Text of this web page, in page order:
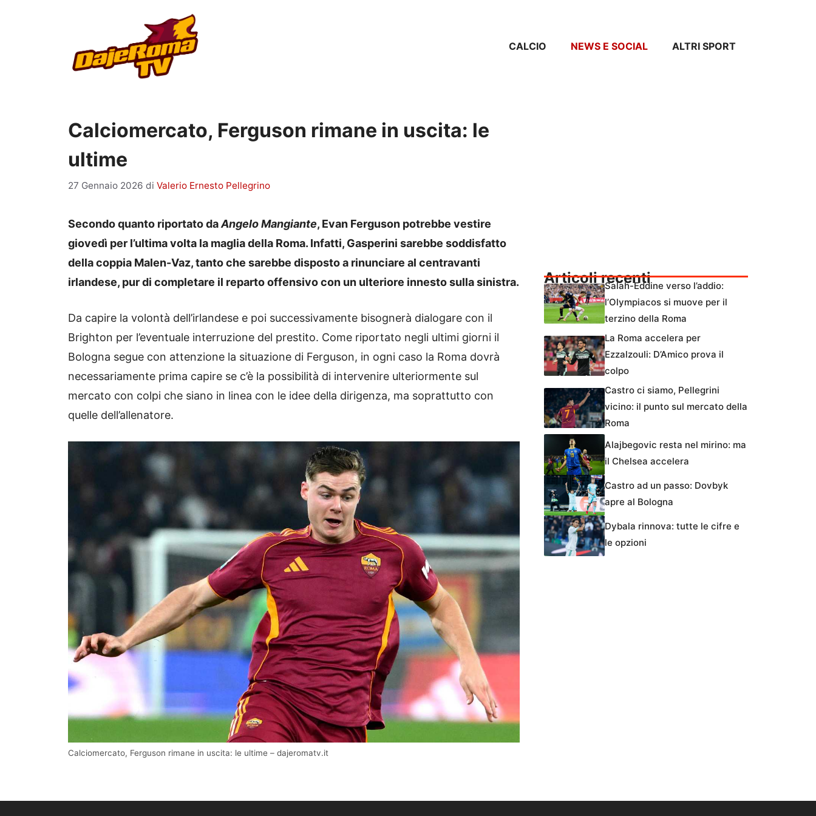
CALCIO NEWS E SOCIAL ALTRI SPORT
Calciomercato, Ferguson rimane in uscita: le
ultime
27 Gennaio 2026 di Valerio Ernesto Pellegrino
Secondo quanto riportato daAngelo Mangiante, Evan Ferguson potrebbe vestire
giovedì per l’ultima volta la maglia della Roma. Infatti, Gasperini sarebbe soddisfatto
della coppia Malen-Vaz, tanto che sarebbe disposto a rinunciare al centravanti
irlandese, pur di completare il reparto offensivo con un ulteriore innesto sulla sinistra.
Da capire la volontà dell’irlandese e poi successivamente bisognerà dialogare con il
Brighton per l’eventuale interruzione del prestito. Come riportato negli ultimi giorni il
Bologna segue con attenzione la situazione di Ferguson, in ogni caso la Roma dovrà
necessariamente prima capire se c’è la possibilità di intervenire ulteriormente sul
mercato con colpi che siano in linea con le idee della dirigenza, ma soprattutto con
quelle dell’allenatore.
Calciomercato, Ferguson rimane in uscita: le ultime – dajeromatv.it
Articoli recentiSalah-Eddine verso l’addio:
l’Olympiacos si muove per il
terzino della Roma
La Roma accelera per
Ezzalzouli: D’Amico prova il
colpo
Castro ci siamo, Pellegrini
vicino: il punto sul mercato della
Roma
Alajbegovic resta nel mirino: ma
il Chelsea accelera
Castro ad un passo: Dovbyk
apre al Bologna
Dybala rinnova: tutte le cifre e
le opzioni